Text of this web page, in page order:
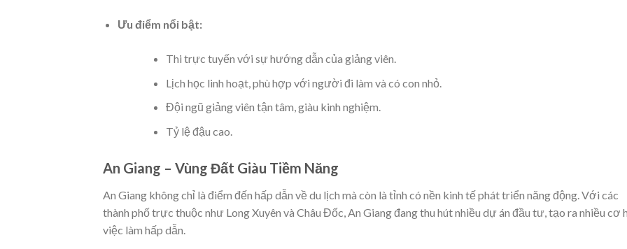
Ưu điểm nổi bật:
Thi trực tuyến với sự hướng dẫn của giảng viên.
Lịch học linh hoạt, phù hợp với người đi làm và có con nhỏ.
Đội ngũ giảng viên tận tâm, giàu kinh nghiệm.
Tỷ lệ đậu cao.
An Giang – Vùng Đất Giàu Tiềm Năng
An Giang không chỉ là điểm đến hấp dẫn về du lịch mà còn là tỉnh có nền kinh tế phát triển năng động. Với các
thành phố trực thuộc như Long Xuyên và Châu Đốc, An Giang đang thu hút nhiều dự án đầu tư, tạo ra nhiều cơ
việc làm hấp dẫn.